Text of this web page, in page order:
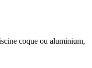
coque ou aluminium,